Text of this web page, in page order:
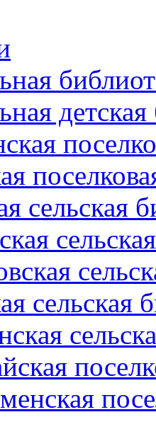
сельская
сельская